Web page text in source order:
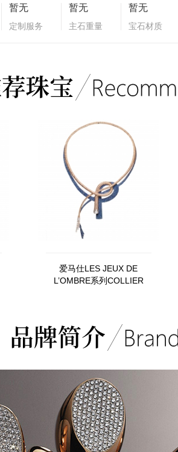
暂无
定制服务
暂无
主石重量
暂无
宝石材质
爱马仕LES JEUX DE
L’OMBRE系列COLLIER